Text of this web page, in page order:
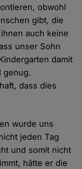
obwohl
gibt, die
auch keine
unser Sohn
damit
genug.
dass dies
wurde uns
jeden Tag
und somit nicht
hätte er die